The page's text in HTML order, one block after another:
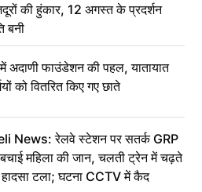
की हुंकार, 12 अगस्त के प्रदर्शन
बनी
अदाणी फाउंडेशन की पहल, यातायात
को वितरित किए गए छाते
News: रेलवे स्टेशन पर सतर्क GRP
बचाई महिला की जान, चलती ट्रेन में चढ़ते
टला; घटना CCTV में कैद